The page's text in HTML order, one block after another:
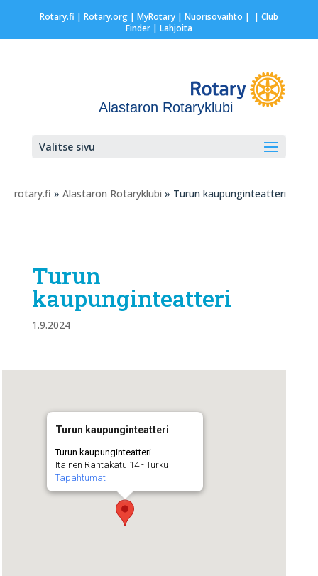
Rotary.fi | Rotary.org| MyRotary | Nuorisovaihto | | Club
Finder| Lahjoita
Alastaron Rotaryklubi
Valitse sivu
rotary.fi » Alastaron Rotaryklubi » Turun kaupunginteatteri
Turun
kaupunginteatteri
1.9.2024
Turun kaupunginteatteri
Turun kaupunginteatteri
Itäinen Rantakatu 14 - Turku
Tapahtumat